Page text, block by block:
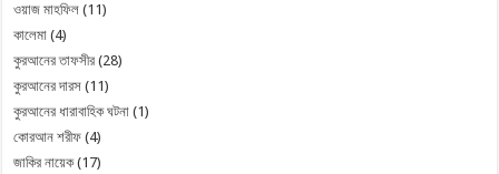
ওয়াজ মাহফিল (11)
কালেমা (4)
কুরআনের তাফসীর (28)
কুরআনের দারস (11)
কুরআনের ধারাবাহিক ঘটনা (1)
কোরআন শরীফ (4)
জাকির নায়েক(17)